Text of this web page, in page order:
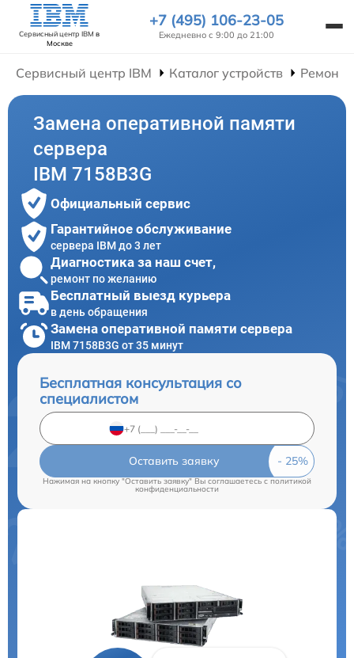
Сервисный центр IBM в
Москве
+7 (495) 106-23-05
Ежедневно с 9:00 до 21:00
Сервисный центр IBM Каталог устройств Ремонт
Замена оперативной памяти
сервера
IBM 7158B3G
Официальный сервис
Гарантийное обслуживание
сервера IBM до 3 лет
Диагностика за наш счет,
ремонт по желанию
Бесплатный выезд курьера
в день обращения
Замена оперативной памяти сервера
IBM 7158B3G от 35 минут
Бесплатная консультация со
специалистом
Оставить заявку
Нажимая на кнопку "Оставить заявку" Вы соглашаетесь c политикой
конфиденциальности